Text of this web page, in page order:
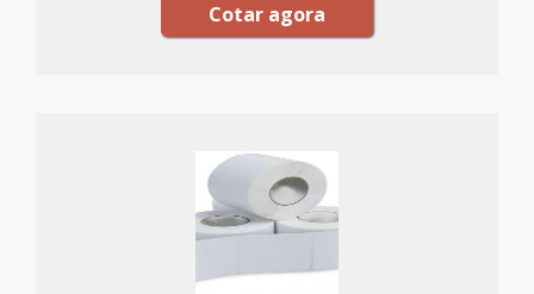
Cotar agora